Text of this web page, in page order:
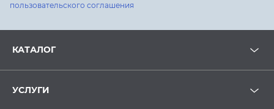
пользовательского соглашения
КАТАЛОГ
УСЛУГИ